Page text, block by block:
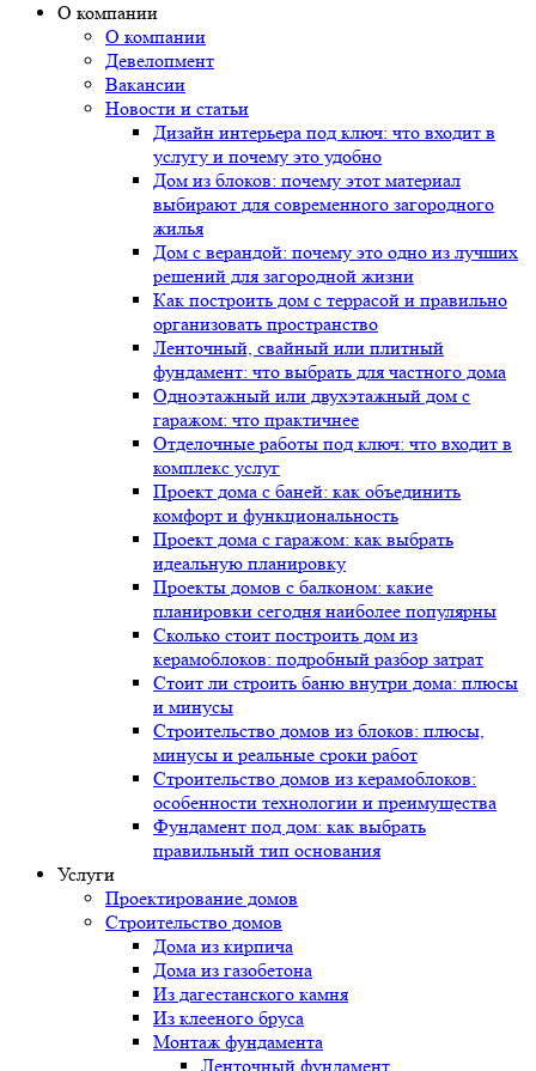
О компании
О компании
Девелопмент
Вакансии
Новости и статьи
Дизайн интерьера под ключ: что входит в
услугу и почему это удобно
Дом из блоков: почему этот материал
выбирают для современного загородного
жилья
Дом с верандой: почему это одно из лучших
решений для загородной жизни
Как построить дом с террасой и правильно
организовать пространство
Ленточный, свайный или плитный
фундамент: что выбрать для частного дома
Одноэтажный или двухэтажный дом с
гаражом: что практичнее
Отделочные работы под ключ: что входит в
комплекс услуг
Проект дома с баней: как объединить
комфорт и функциональность
Проект дома с гаражом: как выбрать
идеальную планировку
Проекты домов с балконом: какие
планировки сегодня наиболее популярны
Сколько стоит построить дом из
керамоблоков: подробный разбор затрат
Стоит ли строить баню внутри дома: плюсы
и минусы
Строительство домов из блоков: плюсы,
минусы и реальные сроки работ
Строительство домов из керамоблоков:
особенности технологии и преимущества
Фундамент под дом: как выбрать
правильный тип основания
Услуги
Проектирование домов
Строительство домов
Дома из кирпича
Дома из газобетона
Из дагестанского камня
Из клееного бруса
Монтаж фундамента
Ленточный фундамент